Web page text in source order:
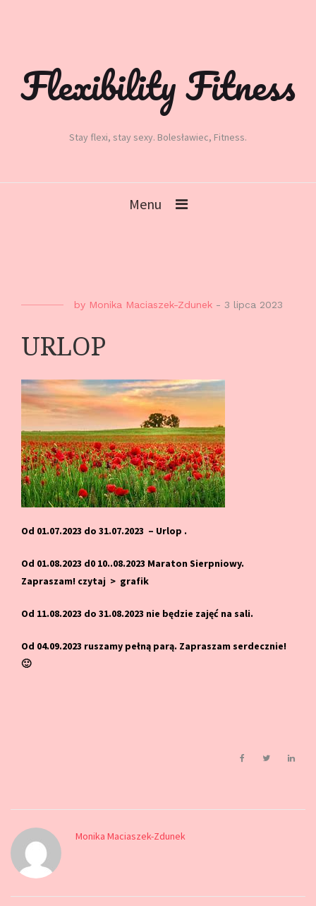
Flexibility Fitness
Stay flexi, stay sexy. Bolesławiec, Fitness.
Menu
by Monika Maciaszek-Zdunek - 3 lipca 2023
URLOP
Od 01.07.2023 do 31.07.2023 – Urlop .
Od 01.08.2023 d0 10..08.2023 Maraton Sierpniowy.
Zapraszam! czytaj > grafik
Od 11.08.2023 do 31.08.2023 nie będzie zajęć na sali.
Od 04.09.2023 ruszamy pełną parą. Zapraszam serdecznie!
🙂
Monika Maciaszek-Zdunek